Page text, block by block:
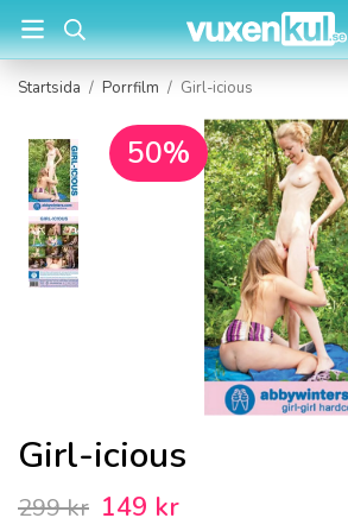
Startsida / Porrfilm / Girl-icious
50%
Girl-icious
299 kr 149 kr